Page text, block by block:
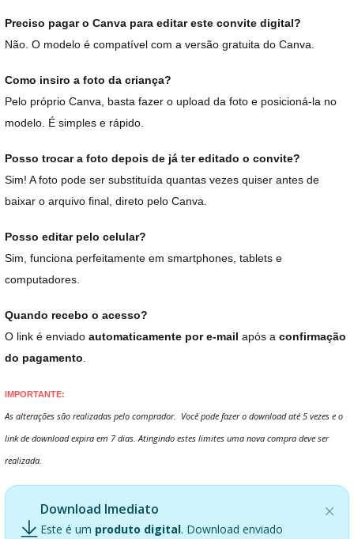
Preciso pagar o Canva para editar este convite digital?
Não. O modelo é compatível com a versão gratuita do Canva.
Como insiro a foto da criança?
Pelo próprio Canva, basta fazer o upload da foto e posicioná-la no
modelo. É simples e rápido.
Posso trocar a foto depois de já ter editado o convite?
Sim! A foto pode ser substituída quantas vezes quiser antes de
baixar o arquivo final, direto pelo Canva.
Posso editar pelo celular?
Sim, funciona perfeitamente em smartphones, tablets e
computadores.
Quando recebo o acesso?
O link é enviado automaticamente por e-mail após a confirmação
do pagamento
IMPORTANTE:
As alterações são realizadas pelo comprador. Você pode fazer o download até 5 vezes e o
link de download expira em 7 dias. Atingindo estes limites uma nova compra deve ser
realizada.
Download Imediato
Este é um produto digital. Download enviado